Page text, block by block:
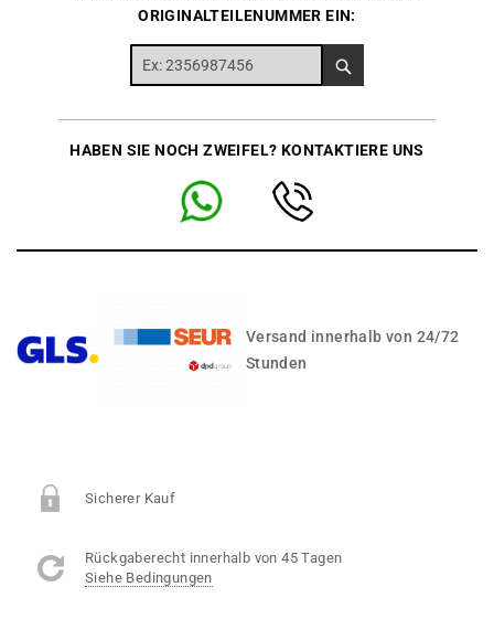
ORIGINALTEILENUMMER EIN:
HABEN SIE NOCH ZWEIFEL? KONTAKTIERE UNS
Versand innerhalb von 24/72
Stunden
Sicherer Kauf
Rückgaberecht innerhalb von 45 Tagen
Siehe Bedingungen